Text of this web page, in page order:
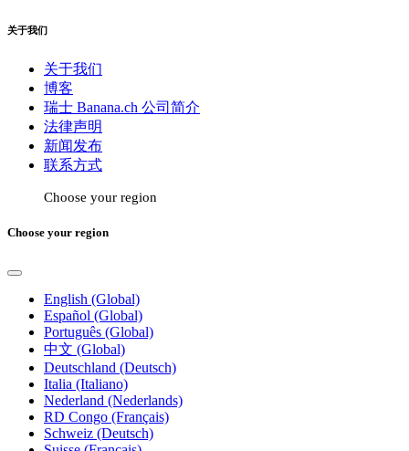
关于我们
关于我们
博客
瑞士 Banana.ch 公司简介
法律声明
新闻发布
联系方式
Choose your region
Choose your region
English (Global)
Español (Global)
Português (Global)
中文 (Global)
Deutschland (Deutsch)
Italia (Italiano)
Nederland (Nederlands)
RD Congo (Français)
Schweiz (Deutsch)